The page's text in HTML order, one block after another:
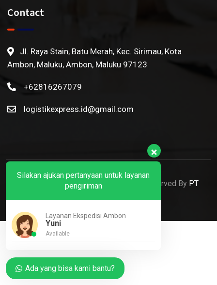
Contact
Jl. Raya Stain, Batu Merah, Kec. Sirimau, Kota
Ambon, Maluku, Ambon, Maluku 97123
+62816267079
logistikexpress.id@gmail.com
© 2022 Ekspedisi Ambon. All Rights Reserved By PT
Silakan ajukan pertanyaan untuk layanan
pengiriman
Layanan Ekspedisi Ambon
Yuni
Available
Ada yang bisa kami bantu?